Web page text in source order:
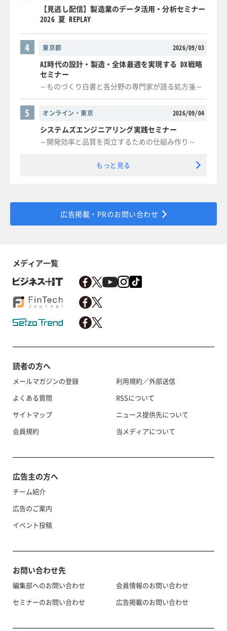
【見逃し配信】製造業のデータ活用・分析セミナー
2026 夏 REPLAY
東京都 2026/09/03
4
AI時代の設計・製造・全体最適を実現する DX戦略
セミナー
～ものづくり白書と各分野の専門家が語る処方箋～
オンライン・東京 2026/09/04
5
システムズエンジニアリング実践セミナー
～開発効率と品質を両立するための仕組み作り～
もっと見る
広告掲載・PRのお問い合わせ
メディア一覧
読者の方へ
メールマガジンの登録
よくある質問
サイトマップ
会員規約
利用規約／外部送信
RSSについて
ニュース提供先について
当メディアについて
広告主の方へ
チーム紹介
広告のご案内
イベント投稿
お問い合わせ先
編集部へのお問い合わせ
セミナーのお問い合わせ
会員情報のお問い合わせ
広告掲載のお問い合わせ